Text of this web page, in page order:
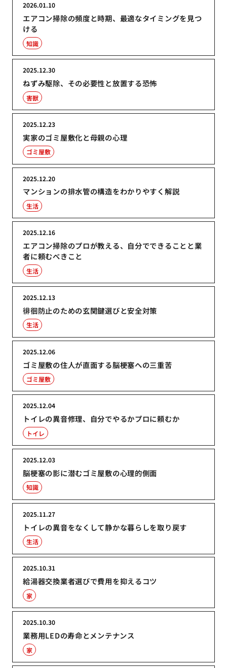
エアコン掃除の頻度と時期、最適なタイミングを見つ
ける
2026.01.10
知識
ねずみ駆除、その必要性と放置する恐怖
2025.12.30
害獣
実家のゴミ屋敷化と母親の心理
2025.12.23
ゴミ屋敷
マンションの排水管の構造をわかりやすく解説
2025.12.20
生活
エアコン掃除のプロが教える、自分でできることと業
者に頼むべきこと
2025.12.16
生活
徘徊防止のための玄関鍵選びと安全対策
2025.12.13
生活
ゴミ屋敷の住人が直面する脳梗塞への三重苦
2025.12.06
ゴミ屋敷
トイレの異音修理、自分でやるかプロに頼むか
2025.12.04
トイレ
脳梗塞の影に潜むゴミ屋敷の心理的側面
2025.12.03
知識
トイレの異音をなくして静かな暮らしを取り戻す
2025.11.27
生活
給湯器交換業者選びで費用を抑えるコツ
2025.10.31
家
業務用LEDの寿命とメンテナンス
2025.10.30
家